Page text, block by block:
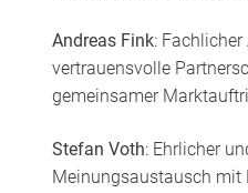
Andreas Fink: Fachlicher
vertrauensvolle
gemeinsamer
Stefan Voth: Ehrlicher
Meinungsaustausch mit